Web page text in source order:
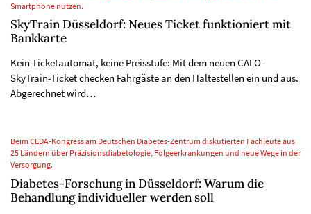
Smartphone nutzen.
SkyTrain Düsseldorf: Neues Ticket funktioniert mit
Bankkarte
Kein Ticketautomat, keine Preisstufe: Mit dem neuen CALO-
SkyTrain-Ticket checken Fahrgäste an den Haltestellen ein und aus.
Abgerechnet wird…
Beim CEDA-Kongress am Deutschen Diabetes-Zentrum diskutierten Fachleute aus
25 Ländern über Präzisionsdiabetologie, Folgeerkrankungen und neue Wege in der
Versorgung.
Diabetes-Forschung in Düsseldorf: Warum die
Behandlung individueller werden soll